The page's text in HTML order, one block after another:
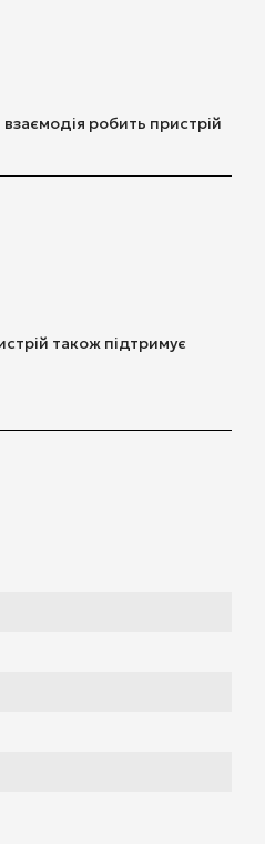
робить пристрій
також підтримує